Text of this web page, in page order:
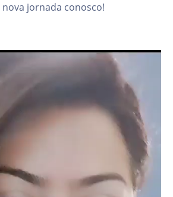
nova jornada conosco!